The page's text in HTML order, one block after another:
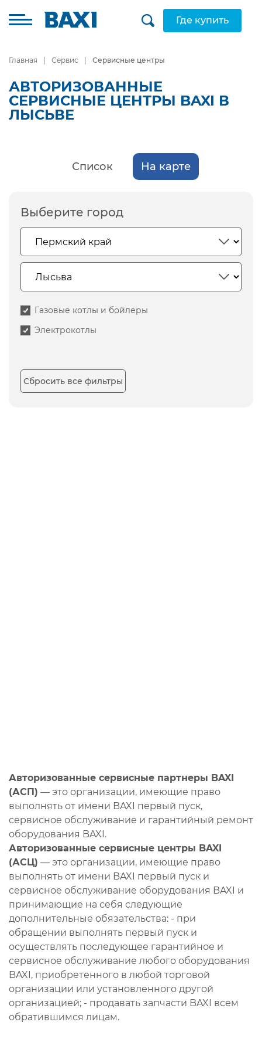
Где купить
Главная Сервис Сервисные центры
АВТОРИЗОВАННЫЕ
СЕРВИСНЫЕ ЦЕНТРЫ BAXI В
ЛЫСЬВЕ
Список На карте
Выберите город
Газовые котлы и бойлеры
Электрокотлы
Сбросить все фильтры
Авторизованные сервисные партнеры BAXI
(АСП) — это организации, имеющие право
выполнять от имени BAXI первый пуск,
сервисное обслуживание и гарантийный ремонт
оборудования BAXI.
Авторизованные сервисные центры BAXI
(АСЦ) — это организации, имеющие право
выполнять от имени BAXI первый пуск и
сервисное обслуживание оборудования BAXI и
принимающие на себя следующие
дополнительные обязательства: - при
обращении выполнять первый пуск и
осуществлять последующее гарантийное и
сервисное обслуживание любого оборудования
BAXI, приобретенного в любой торговой
организации или установленного другой
организацией; - продавать запчасти BAXI всем
обратившимся лицам.